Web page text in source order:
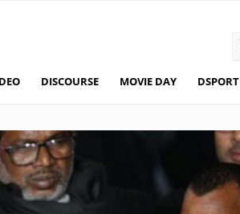
DISCOURSE MOVIE DAY DSPORT